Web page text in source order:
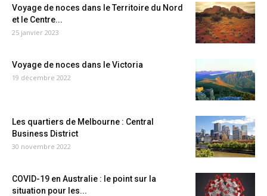
Voyage de noces dans le Territoire du Nord
et le Centre...
25 janvier 2023
Voyage de noces dans le Victoria
19 décembre 2022
Les quartiers de Melbourne : Central
Business District
30 novembre 2022
COVID-19 en Australie : le point sur la
situation pour les...